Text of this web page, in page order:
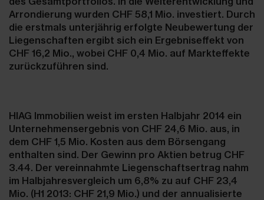
Arrondierung wurden CHF 58,1 Mio. investiert. Durch
die erstmals unterjährig erfolgte Neubewertung der
Liegenschaften ergibt sich ein Ergebniseffekt von
CHF 16,2 Mio., wobei CHF 0,4 Mio. auf Markteffekte
zurückzuführen sind.
HIAG Immobilien weist im ersten Halbjahr 2014 ein
Unternehmensergebnis von CHF 24,6 Mio. aus, in
dem CHF 1,5 Mio. Kosten aus dem Börsengang
enthalten sind. Der Gewinn pro Aktien betrug CHF
3.44. Der vereinnahmte Liegenschaftsertrag nahm
im Halbjahresvergleich um 6,8% zu auf CHF 23,4
Mio. (H1 2013: CHF 21,9 Mio.) und der annualisierte